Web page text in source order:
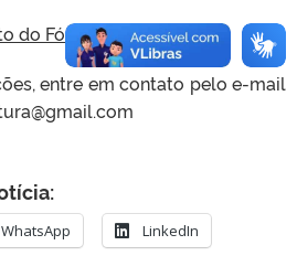
do Fórum Social.
entre em contato pelo e-mail
WhatsApp LinkedIn